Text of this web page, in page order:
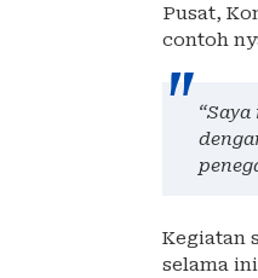
Pusat,
contoh
Kegiatan
selama